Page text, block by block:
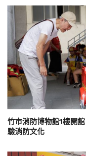
竹市消防博物館1樓開
驗消防文化